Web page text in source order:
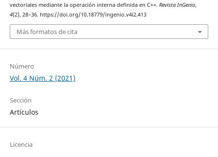
vectoriales mediante la operación interna definida en C++. Revista InGenio,
4(2), 28–36. https://doi.org/10.18779/ingenio.v4i2.413
Más formatos de cita
Número
Vol. 4 Núm. 2 (2021)
Sección
Artículos
Licencia